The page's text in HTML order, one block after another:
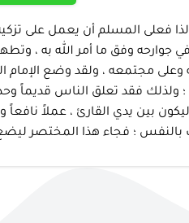
فعلى المسلم أن يعمل على
وفق ما أمر الله به ،
مجتمعه ، ولقد وضع الإمام
فقد تعلق الناس قديماً
بين يدي القارئ ، عملاً
؛ فجاء هذا المختصر ليضع